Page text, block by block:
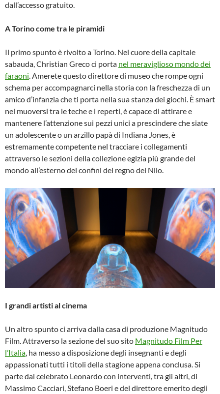
dall’accesso gratuito.
A Torino come tra le piramidi
Il primo spunto è rivolto a Torino. Nel cuore della capitale
sabauda, Christian Greco ci porta nel meraviglioso mondo dei
faraoni. Amerete questo direttore di museo che rompe ogni
schema per accompagnarci nella storia con la freschezza di un
amico d’infanzia che ti porta nella sua stanza dei giochi. È smart
nel muoversi tra le teche e i reperti, è capace di attirare e
mantenere l’attenzione sui pezzi unici a prescindere che siate
un adolescente o un arzillo papà di Indiana Jones, è
estremamente competente nel tracciare i collegamenti
attraverso le sezioni della collezione egizia più grande del
mondo all’esterno dei confini del regno del Nilo.
I grandi artisti al cinema
Un altro spunto ci arriva dalla casa di produzione Magnitudo
Film. Attraverso la sezione del suo sito Magnitudo Film Per
l’Italia, ha messo a disposizione degli insegnanti e degli
appassionati tutti i titoli della stagione appena conclusa. Si
parte dal celebrato Leonardo con interventi, tra gli altri, di
Massimo Cacciari, Stefano Boeri e del direttore emerito degli